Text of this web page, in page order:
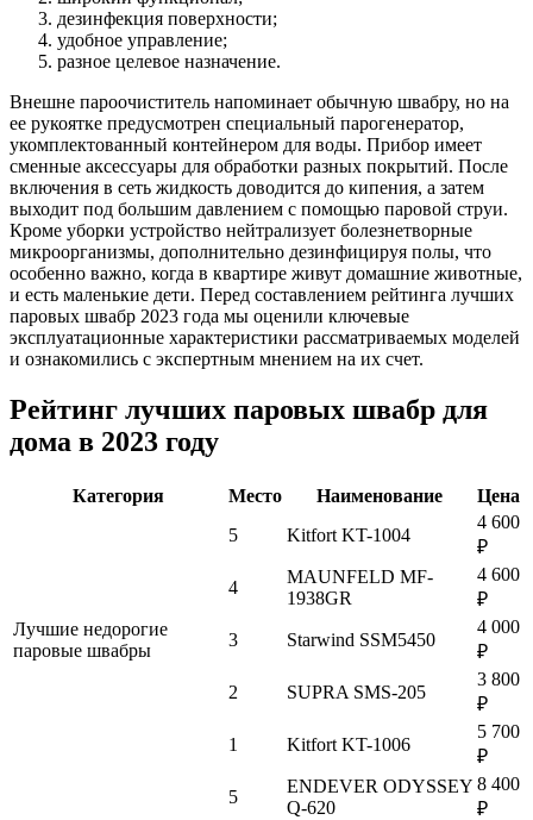
дезинфекция поверхности;
удобное управление;
разное целевое назначение.
Внешне пароочиститель напоминает обычную швабру, но на
ее рукоятке предусмотрен специальный парогенератор,
укомплектованный контейнером для воды. Прибор имеет
сменные аксессуары для обработки разных покрытий. После
включения в сеть жидкость доводится до кипения, а затем
выходит под большим давлением с помощью паровой струи.
Кроме уборки устройство нейтрализует болезнетворные
микроорганизмы, дополнительно дезинфицируя полы, что
особенно важно, когда в квартире живут домашние животные,
и есть маленькие дети. Перед составлением рейтинга лучших
паровых швабр 2023 года мы оценили ключевые
эксплуатационные характеристики рассматриваемых моделей
и ознакомились с экспертным мнением на их счет.
Рейтинг лучших паровых швабр для
дома в 2023 году
Категория Место Наименование Цена
Лучшие недорогие
паровые швабры
5 Kitfort KT-1004
4 600
₽
4
MAUNFELD MF-
1938GR
4 600
₽
3
Starwind SSM5450
4 000
₽
2
SUPRA SMS-205
3 800
₽
1
Kitfort KT-1006
5 700
₽
5
ENDEVER ODYSSEY
Q-620
8 400
₽